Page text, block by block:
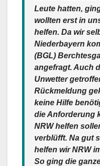
Leute hatten,
wollten erst in
helfen. Da wir
Niederbayern
(BGL)
angefragt. Auch
Unwetter
Rückmeldung
keine Hilfe
die Anforderung
NRW helfen
verblüfft. Na gut
helfen wir NRW
So ging die